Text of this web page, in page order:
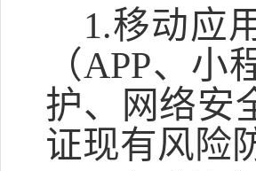
1.移动应
（APP、
护、网络安
证现有风险